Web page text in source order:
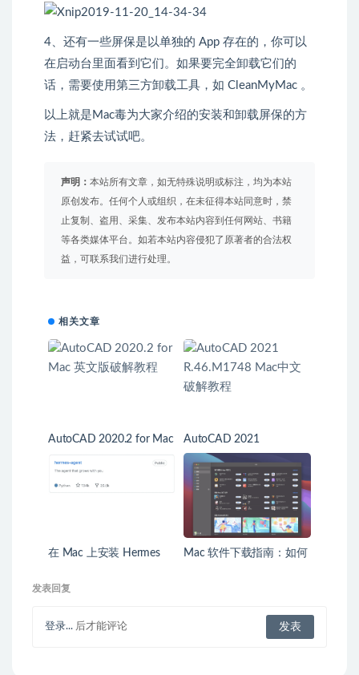
4、还有一些屏保是以单独的 App 存在的，你可以
在启动台里面看到它们。如果要完全卸载它们的
话，需要使用第三方卸载工具，如 CleanMyMac 。
以上就是Mac毒为大家介绍的安装和卸载屏保的方
法，赶紧去试试吧。
声明： 本站所有文章，如无特殊说明或标注，均为本站
原创发布。任何个人或组织，在未征得本站同意时，禁
止复制、盗用、采集、发布本站内容到任何网站、书籍
等各类媒体平台。如若本站内容侵犯了原著者的合法权
益，可联系我们进行处理。
相关文章
AutoCAD 2020.2 for Mac
AutoCAD 2021
R.46.M1748 Mac中文破
解教程
在 Mac 上安装 Hermes
Mac 软件下载指南：如何
发表回复
登录... 后才能评论